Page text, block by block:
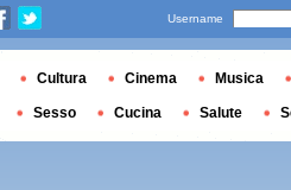
Username
Cultura Cinema Musica
Sesso Cucina Salute